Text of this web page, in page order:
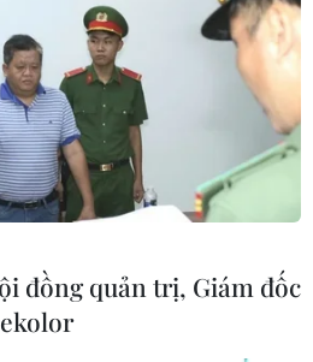
đồng quản trị, Giám đốc